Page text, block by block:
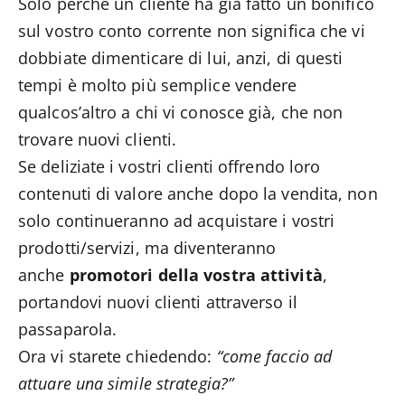
sul vostro conto corrente non significa che vi
dobbiate dimenticare di lui, anzi, di questi
tempi è molto più semplice vendere
qualcos’altro a chi vi conosce già, che non
trovare nuovi clienti.
Se deliziate i vostri clienti offrendo loro
contenuti di valore anche dopo la vendita, non
solo continueranno ad acquistare i vostri
prodotti/servizi, ma diventeranno
anche promotori della vostra attività,
portandovi nuovi clienti attraverso il
passaparola.
Ora vi starete chiedendo: “come faccio ad
attuare una simile strategia?”